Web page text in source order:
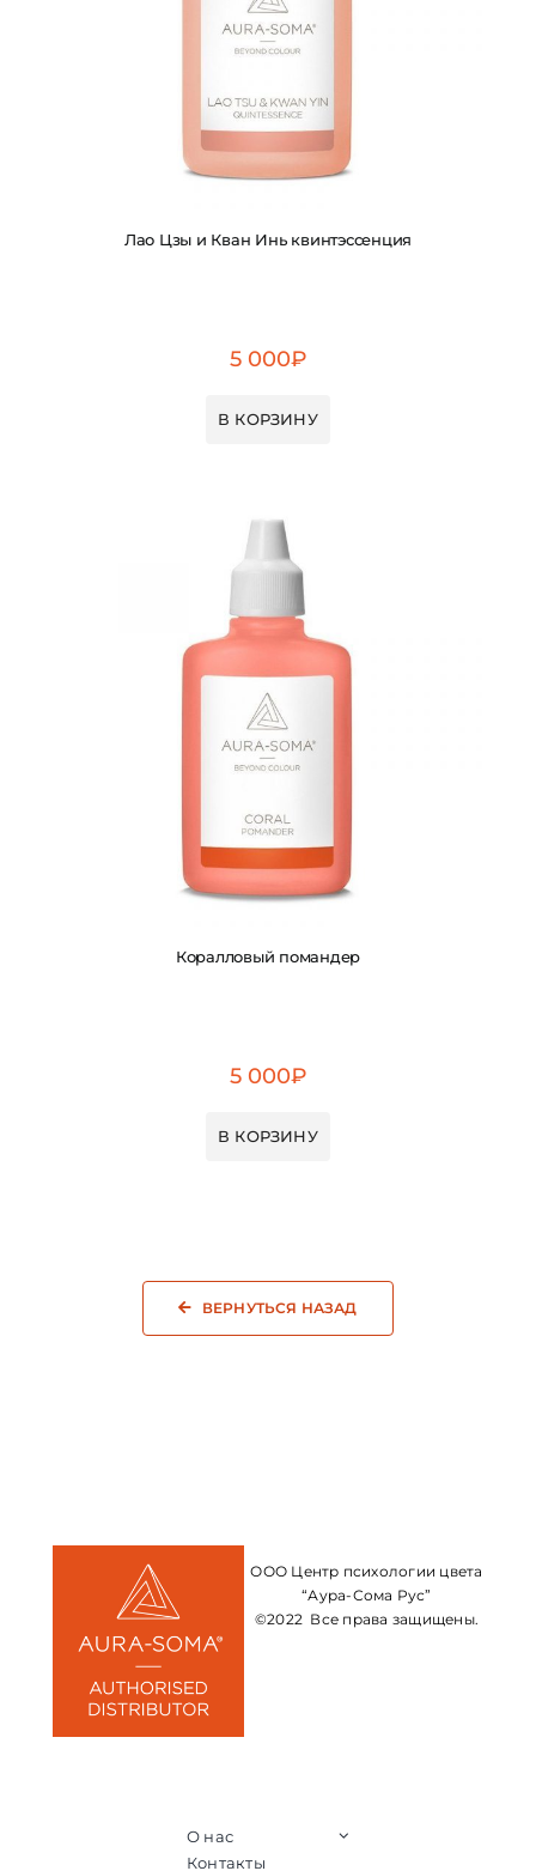
Лао Цзы и Кван Инь квинтэссенция
5 000₽
В КОРЗИНУ
Коралловый помандер
5 000₽
В КОРЗИНУ
ВЕРНУТЬСЯ НАЗАД
ООО Центр психологии цвета
“Аура-Сома Рус”
©2022 Все права защищены.
О нас
Контакты